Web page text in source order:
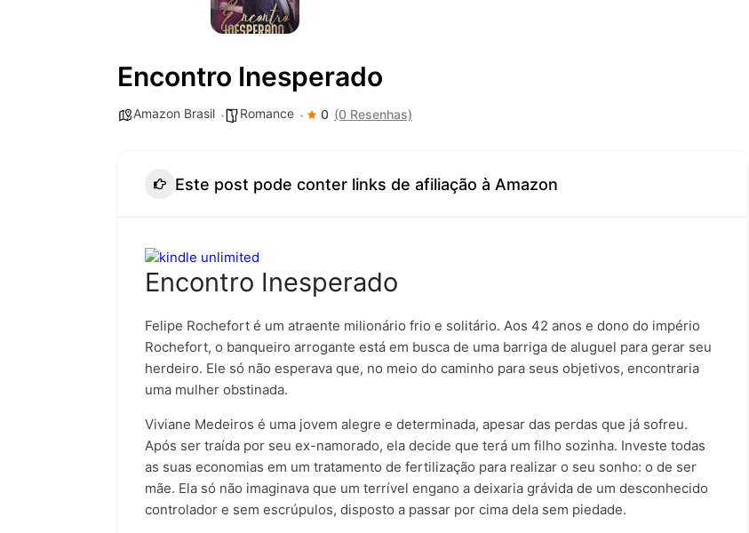
Encontro Inesperado
Amazon Brasil Romance 0 (0 Resenhas)
Este post pode conter links de afiliação à Amazon
Encontro Inesperado
Felipe Rochefort é um atraente milionário frio e solitário. Aos 42 anos e dono do império
Rochefort, o banqueiro arrogante está em busca de uma barriga de aluguel para gerar seu
herdeiro. Ele só não esperava que, no meio do caminho para seus objetivos, encontraria
uma mulher obstinada.
Viviane Medeiros é uma jovem alegre e determinada, apesar das perdas que já sofreu.
Após ser traída por seu ex-namorado, ela decide que terá um filho sozinha. Investe todas
as suas economias em um tratamento de fertilização para realizar o seu sonho: o de ser
mãe. Ela só não imaginava que um terrível engano a deixaria grávida de um desconhecido
controlador e sem escrúpulos, disposto a passar por cima dela sem piedade.